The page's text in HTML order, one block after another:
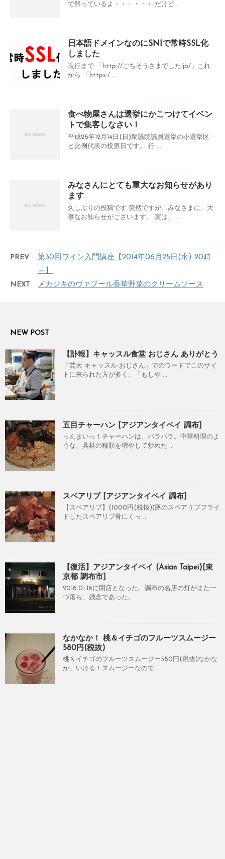
で解っているよ・・・・・・ だけど ...
日本語ドメインなのにSNIで常時SSL化
しました
現行まで 「http://ごちそうさまでした.jp/」これ
から 「https:/ ...
食べ物屋さんは選挙にかこつけてイベン
トで集客しなさい！
平成26年12月14日(日)衆議院議員選挙の小選挙区
と比例代表の投票日です。 行 ...
みなさんにとても重大なお知らせがあり
ます
久しぶりの投稿です 突然ですが、みなさまに、大
事なお知らせがございます。 実は、 ...
PREV
第30回ワイン入門講座【2014年06月25日(水) 20時
～】
NEXT
メカジキのヴァプール香草野菜のクリームソース
NEW POST
【訃報】キャッスル食堂 おじさん ありがとう
「芸大 キャッスル おじさん」でのワードでこのサイ
トに来られた方が多く、「もしや ...
五目チャーハン [アジアンタイペイ 調布]
っんまいっ！チャーハンは、パラパラ。中華料理のよ
うな、具材の種類を増やして炒めた ...
スペアリブ [アジアンタイペイ 調布]
【スペアリブ】(1000円(税抜))豚のスペアリブフライ
ドしたスペアリブ骨にくっ ...
【復活】アジアンタイペイ (Asian Taipei)[東
京都 調布市]
2016.01.16に閉店となった。調布の名店の灯がまた一
つ落ち、残念であった。 ...
なかなか！ 桃＆イチゴのフルーツスムージー
580円(税抜)
桃＆イチゴのフルーツスムージー580円(税抜)なかな
か、いける！スムージーなので ...